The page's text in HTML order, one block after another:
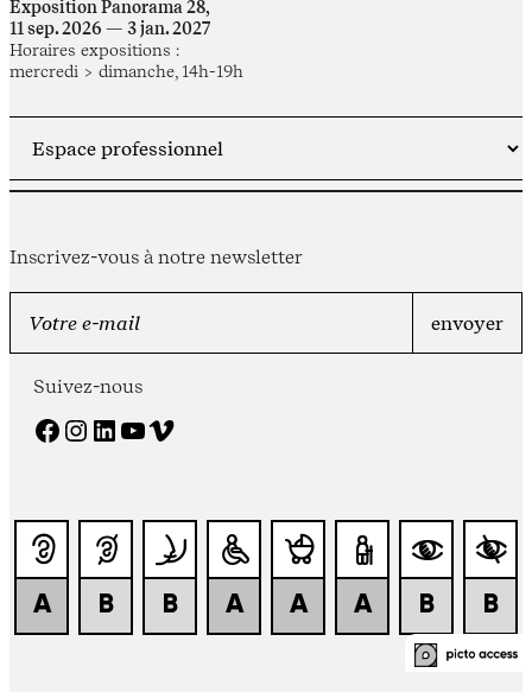
Exposition Panorama 28,
11 sep. 2026 — 3 jan. 2027
Horaires expositions :
mercredi > dimanche, 14h-19h
Inscrivez-vous à notre newsletter
Suivez-nous
Facebook Instagram LinkedIn YouTube Vimeo